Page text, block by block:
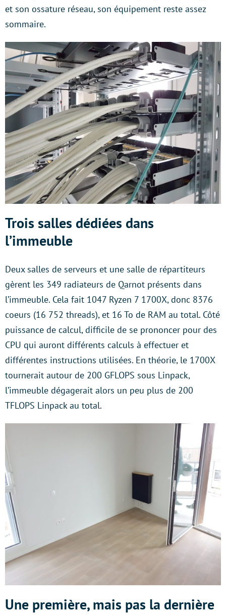
et son ossature réseau, son équipement reste assez
sommaire.
Trois salles dédiées dans
l’immeuble
Deux salles de serveurs et une salle de répartiteurs
gèrent les 349 radiateurs de Qarnot présents dans
l’immeuble. Cela fait 1047 Ryzen 7 1700X, donc 8376
coeurs (16 752 threads), et 16 To de RAM au total. Côté
puissance de calcul, difficile de se prononcer pour des
CPU qui auront différents calculs à effectuer et
différentes instructions utilisées. En théorie, le 1700X
tournerait autour de 200 GFLOPS sous Linpack,
l’immeuble dégagerait alors un peu plus de 200
TFLOPS Linpack au total.
Une première, mais pas la dernière